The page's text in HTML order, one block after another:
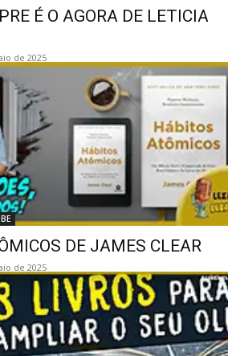
É O AGORA DE LETICIA
de 2025
DE JAMES CLEAR
de 2025